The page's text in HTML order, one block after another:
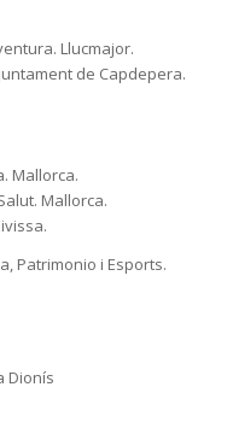
Llucmajor.
de Capdepera.
Mallorca.
Mallorca.
Patrimonio i Esports.
Dionís